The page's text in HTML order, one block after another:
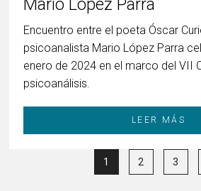
Mario López Parra
Encuentro entre el poeta Óscar
psicoanalista Mario López Parra
enero de 2024 en el marco del VII
psicoanálisis.
LEER MÁS
1 2 3